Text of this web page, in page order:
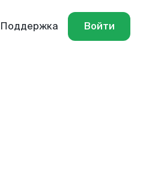
Поддержка Войти